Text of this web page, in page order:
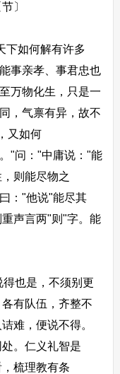
〕
如何解有许多
事亲孝、事君忠也
万物化生，只是一
，气禀有异，故不
又如何
"问："中庸说："能
则能尽物之
："他说"能尽其
声言两"则"字。能
也是，不须别更
有队伍，齐整不
难，便说不得。
。仁义礼智是
梳理教有条